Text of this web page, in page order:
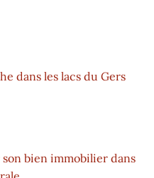
dans les lacs du Gers
bien immobilier dans